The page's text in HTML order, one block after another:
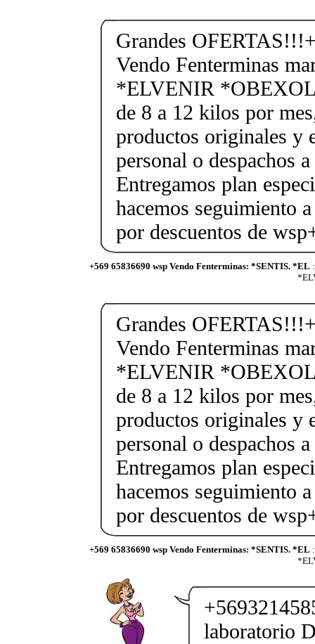
Grandes
Vendo Fenterminas
*ELVENIR
de 8 a 12 kilos por
productos originales y
personal o despachos
Entregamos plan
hacemos seguimiento
por descuentos de
+569 65836690 wsp Vendo Fenterminas: *SENTIS. *EL
Grandes
Vendo Fenterminas
*ELVENIR
de 8 a 12 kilos por
productos originales y
personal o despachos
Entregamos plan
hacemos seguimiento
por descuentos de
+569 65836690 wsp Vendo Fenterminas: *SENTIS. *EL
laboratorio